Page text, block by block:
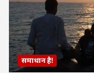
समाधान है!